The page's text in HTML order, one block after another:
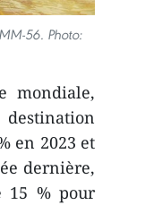
56. Photo:
mondiale,
en 2023 et
dernière,
15 % pour